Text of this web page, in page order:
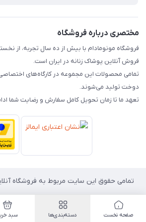
مختصری درباره فروشگاه
فروشگاه مونومادام با بیش از ده سال تجربه، از
فروش آنلاین پوشاک زنانه در ایران است.
تمامی محصولات این مجموعه در کارگاه‌های
دوخت تولید می‌شوند.
تعهد ما تا زمان تحویل کامل سفارش و رضایت شما
تمامی حقوق این سایت مربوط به فروشگاه
صفحه نخست دسته‌بندی‌ها سبد